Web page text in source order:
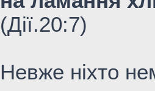
(Дiї.20:7)
Невже ніхто